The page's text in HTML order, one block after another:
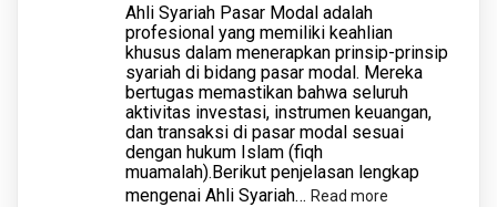
Ahli Syariah Pasar Modal adalah
profesional yang memiliki keahlian
khusus dalam menerapkan prinsip-prinsip
syariah di bidang pasar modal. Mereka
bertugas memastikan bahwa seluruh
aktivitas investasi, instrumen keuangan,
dan transaksi di pasar modal sesuai
dengan hukum Islam (fiqh
muamalah).Berikut penjelasan lengkap
mengenai Ahli Syariah… Read more